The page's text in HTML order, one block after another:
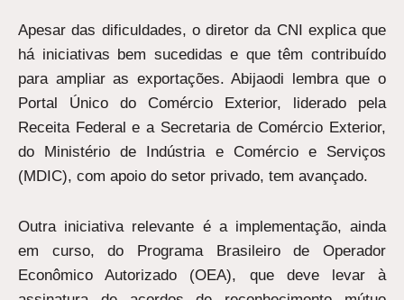
Apesar das dificuldades, o diretor da CNI explica que
há iniciativas bem sucedidas e que têm contribuído
para ampliar as exportações. Abijaodi lembra que o
Portal Único do Comércio Exterior, liderado pela
Receita Federal e a Secretaria de Comércio Exterior,
do Ministério de Indústria e Comércio e Serviços
(MDIC), com apoio do setor privado, tem avançado.
Outra iniciativa relevante é a implementação, ainda
em curso, do Programa Brasileiro de Operador
Econômico Autorizado (OEA), que deve levar à